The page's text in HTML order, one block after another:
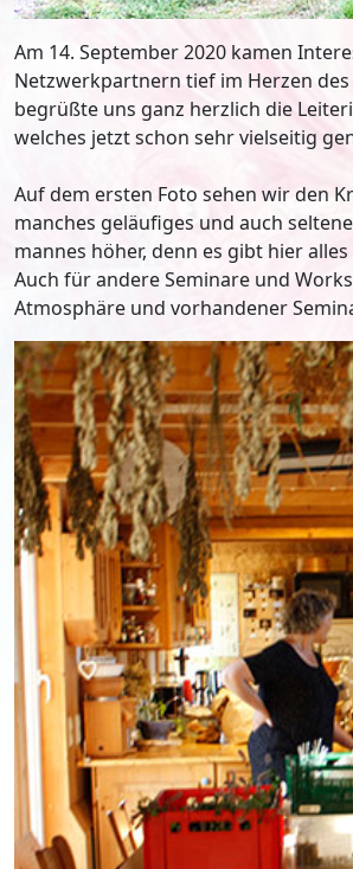
Am 14. September 2020 kamen
Netzwerkpartnern tief im Herzen
begrüßte uns ganz herzlich die
welches jetzt schon sehr vielseitig
Auf dem ersten Foto sehen wir den
manches geläufiges und auch
mannes höher, denn es gibt hier
Auch für andere Seminare und
Atmosphäre und vorhandener